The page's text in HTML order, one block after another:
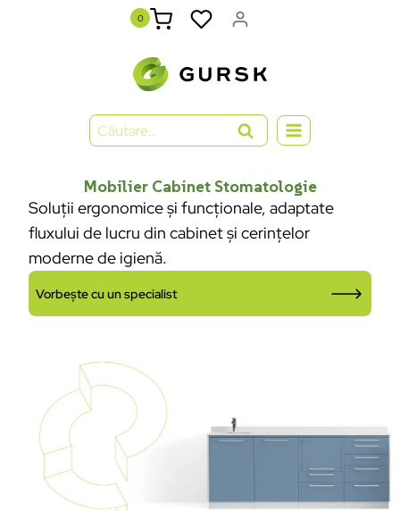
0
Mobilier Cabinet Stomatologie
Soluții ergonomice și funcționale, adaptate
fluxului de lucru din cabinet și cerințelor
moderne de igienă.
Vorbește cu un specialist